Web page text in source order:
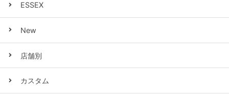
ESSEX
New
店舗別
カスタム